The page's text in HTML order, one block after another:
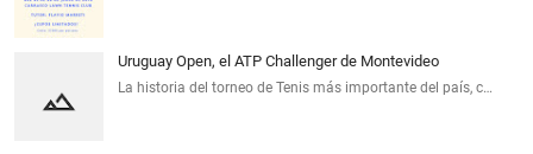
Uruguay Open, el ATP Challenger de Montevideo
La historia del torneo de Tenis más importante del país, c…